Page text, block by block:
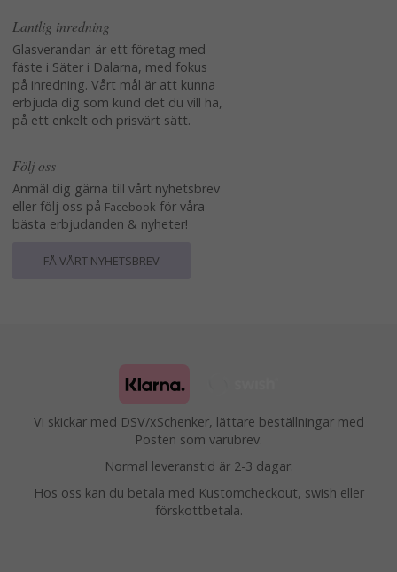
Lantlig inredning
Glasverandan är ett företag med
fäste i Säter i Dalarna, med fokus
på inredning. Vårt mål är att kunna
erbjuda dig som kund det du vill ha,
på ett enkelt och prisvärt sätt.
Följ oss
Anmäl dig gärna till vårt nyhetsbrev
eller följ oss på Facebook för våra
bästa erbjudanden & nyheter!
FÅ VÅRT NYHETSBREV
Vi skickar med DSV/xSchenker, lättare beställningar med
Posten som varubrev.
Normal leveranstid är 2-3 dagar.
Hos oss kan du betala med Kustomcheckout, swish eller
förskottbetala.